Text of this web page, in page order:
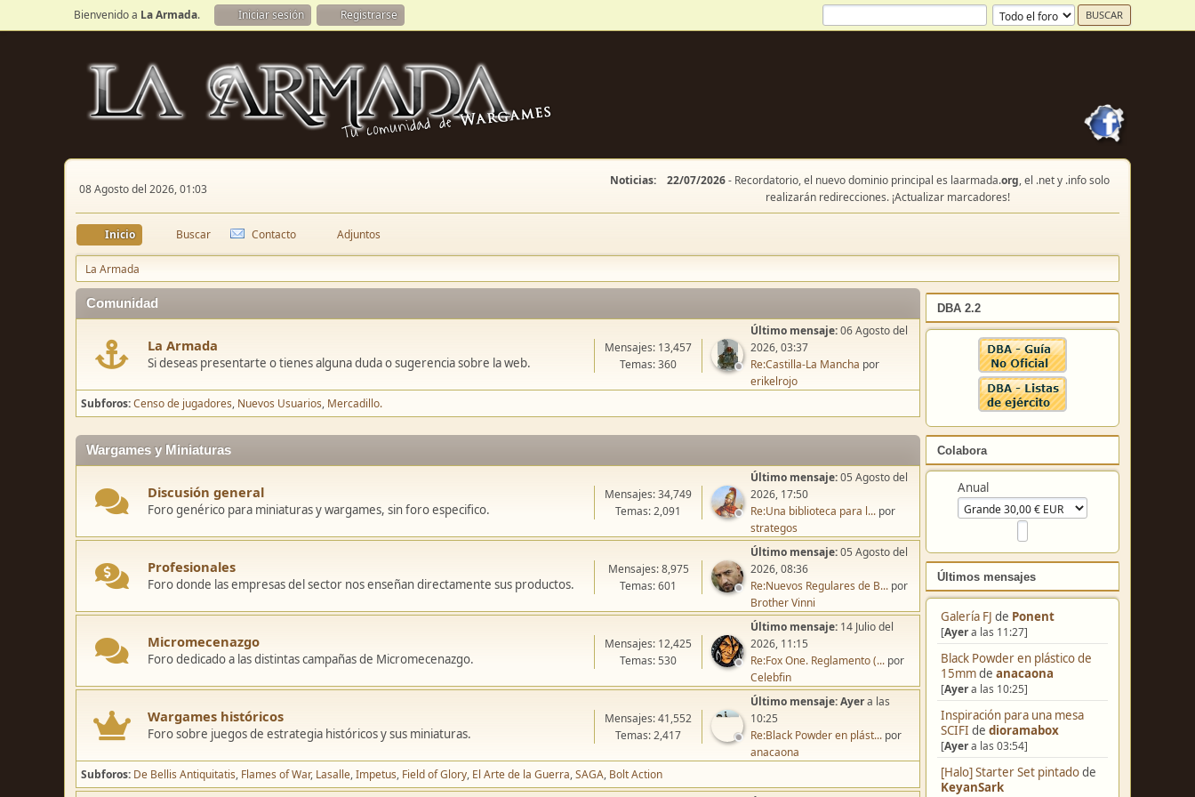
Bienvenido a La Armada. Iniciar sesión Registrarse
08 Agosto del 2026, 01:03
Noticias: 22/07/2026- Recordatorio, el nuevo dominio principal es laarmada.org, el .net y .info solo
realizarán redirecciones. ¡Actualizar marcadores!
Inicio Buscar Contacto Adjuntos
La Armada
DBA 2.2
Colabora
Anual
Últimos mensajes
Galería FJ de Ponent
[Ayera las 11:27]
Black Powder en plástico de
15mmde anacaona
[Ayera las 10:25]
Inspiración para una mesa
SCIFI de dioramabox
[Ayera las 03:54]
[Halo] Starter Set pintadode
KeyanSark
Comunidad
La Armada
Si deseas presentarte o tienes alguna duda o sugerencia sobre la web.
Mensajes: 13,457
Temas: 360
Último mensaje:06 Agosto del
2026, 03:37
Re:Castilla-La Mancha por
erikelrojo
Subforos Censo de jugadores Nuevos Usuarios Mercadillo.
Wargames y Miniaturas
Discusión general
Foro genérico para miniaturas y wargames, sin foro especifico.
Mensajes: 34,749
Temas: 2,091
Último mensaje:05 Agosto del
2026, 17:50
Re:Una biblioteca para l... por
strategos
Profesionales
Foro donde las empresas del sector nos enseñan directamente sus productos.
Mensajes: 8,975
Temas: 601
Último mensaje:05 Agosto del
2026, 08:36
Re:Nuevos Regulares de B... por
Brother Vinni
Micromecenazgo
Foro dedicado a las distintas campañas de Micromecenazgo.
Mensajes: 12,425
Temas: 530
Último mensaje: 14 Julio del
2026, 11:15
Re:Fox One. Reglamento (... por
Celebfin
Wargames históricos
Foro sobre juegos de estrategia históricos y sus miniaturas.
Mensajes: 41,552
Temas: 2,417
Último mensaje:Ayera las
10:25
Re:Black Powder en plást... por
anacaona
Subforos De Bellis Antiquitatis Flames of War Lasalle Impetus Field of Glory El Arte de la Guerra SAGA Bolt Action